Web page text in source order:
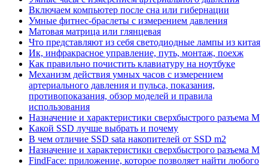
Включаем компьютер после сна или гибернации
Умные фитнес-браслеты с измерением давления
Матовая матрица или глянцевая
Что представляют из себя светодиодные лампы из китая
Ик, инфракрасное управление, путь, монтаж, поехж
Как правильно почистить клавиатуру на ноутбуке
Механизм действия умных часов с измерением
артериального давления и пульса, показания,
противопоказания, обзор моделей и правила
использования
Назначение и характеристики сверхбыстрого разъема M
Какой SSD лучше выбрать и почему
В чем отличие SSD sata накопителей от SSD m2
Назначение и характеристики сверхбыстрого разъема M
FindFace: приложение, которое позволяет найти любого